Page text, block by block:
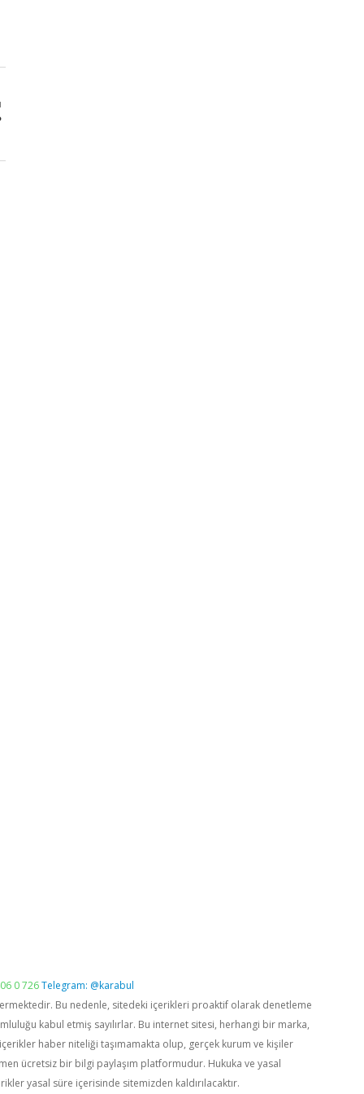
0 726Telegram: @karabul
Bu nedenle, sitedeki içerikleri proaktif olarak denetleme
kabul etmiş sayılırlar. Bu internet sitesi, herhangi bir marka,
haber niteliği taşımamakta olup, gerçek kurum ve kişiler
ücretsiz bir bilgi paylaşım platformudur. Hukuka ve yasal
yasal süre içerisinde sitemizden kaldırılacaktır.